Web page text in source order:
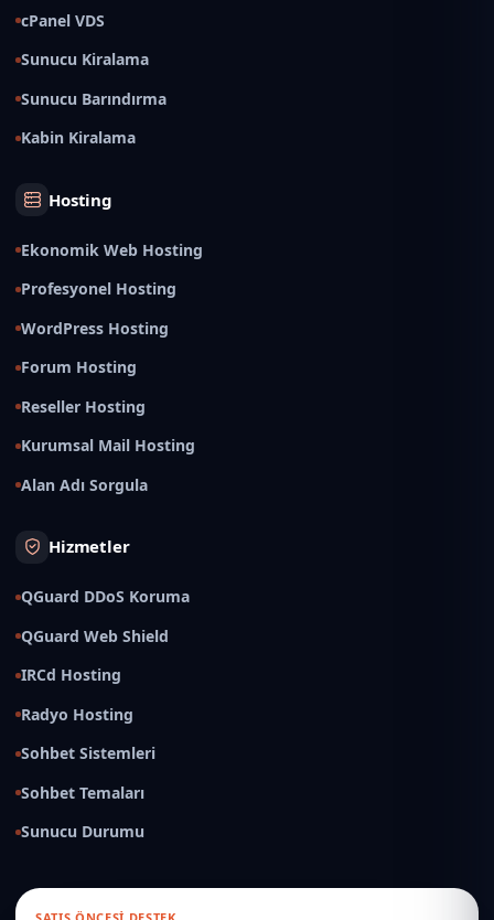
cPanel VDS
Sunucu Kiralama
Sunucu Barındırma
Kabin Kiralama
Hosting
Ekonomik Web Hosting
Profesyonel Hosting
WordPress Hosting
Forum Hosting
Reseller Hosting
Kurumsal Mail Hosting
Alan Adı Sorgula
Hizmetler
QGuard DDoS Koruma
QGuard Web Shield
IRCd Hosting
Radyo Hosting
Sohbet Sistemleri
Sohbet Temaları
Sunucu Durumu